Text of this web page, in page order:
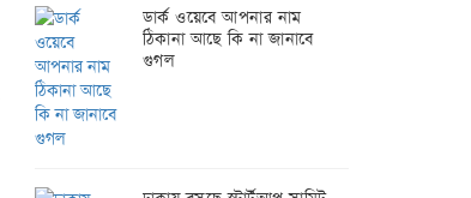
ডার্ক ওয়েবে আপনার নাম
ঠিকানা আছে কি না জানাবে
গুগল